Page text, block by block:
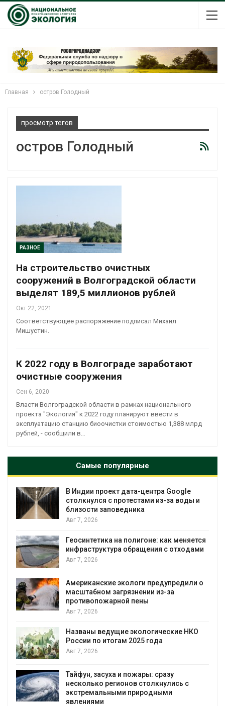
Главная остров Голодный
просмотр тегов
остров Голодный
РАЗНОЕ
На строительство очистных
сооружений в Волгоградской области
выделят 189,5 миллионов рублей
Окт 22, 2021
Соответствующее распоряжение подписал Михаил
Мишустин.
К 2022 году в Волгограде заработают
очистные сооружения
Сен 6, 2020
Власти Волгоградской области в рамках национального
проекта "Экология" к 2022 году планируют ввести в
эксплуатацию станцию биоочистки стоимостью 1,388 млрд
рублей, - сообщили в…
Самые популярные
В Индии проект дата-центра Google
столкнулся с протестами из-за воды и
близости заповедника
Авг 7, 2026
Геосинтетика на полигоне: как меняется
инфраструктура обращения с отходами
Авг 7, 2026
Американские экологи предупредили о
масштабном загрязнении из-за
противопожарной пены
Авг 7, 2026
Названы ведущие экологические НКО
России по итогам 2025 года
Авг 7, 2026
Тайфун, засуха и пожары: сразу
несколько регионов столкнулись с
экстремальными природными
явлениями